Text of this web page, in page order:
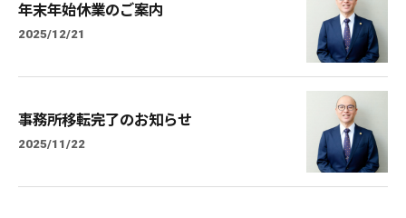
年末年始休業のご案内
2025/12/21
事務所移転完了のお知らせ
2025/11/22